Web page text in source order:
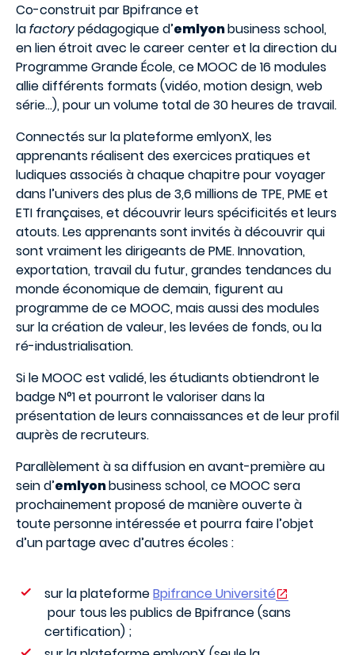
Co-construit par Bpifrance et
lafactorypédagogique d’emlyonbusiness school,
en lien étroit avec le career center et la direction du
Programme Grande École, ce MOOC de 16 modules
allie différents formats (vidéo, motion design, web
série…), pour un volume total de 30 heures de travail.
Connectés sur la plateforme emlyonX, les
apprenants réalisent des exercices pratiques et
ludiques associés à chaque chapitre pour voyager
dans l’univers des plus de 3,6 millions de TPE, PME et
ETI françaises, et découvrir leurs spécificités et leurs
atouts. Les apprenants sont invités à découvrir qui
sont vraiment les dirigeants de PME. Innovation,
exportation, travail du futur, grandes tendances du
monde économique de demain, figurent au
programme de ce MOOC, mais aussi des modules
sur la création de valeur, les levées de fonds, ou la
ré-industrialisation.
Si le MOOC est validé, les étudiants obtiendront le
badge N°1 et pourront le valoriser dans la
présentation de leurs connaissances et de leur profil
auprès de recruteurs.
Parallèlement à sa diffusion en avant-première au
sein d’emlyonbusiness school, ce MOOC sera
prochainement proposé de manière ouverte à
toute personne intéressée et pourra faire l’objet
d’un partage avec d’autres écoles :
sur la plateformeBpifrance Université
pour tous les publics de Bpifrance (sans
certification) ;